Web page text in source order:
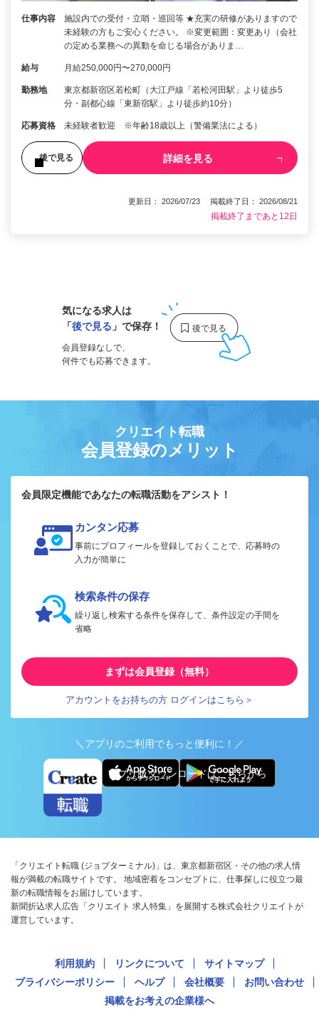
仕事内容
施設内での受付・立哨・巡回等 ★充実の研修がありますので
未経験の方もご安心ください。 ※変更範囲：変更あり（会社
の定める業務への異動を命じる場合がありま…
給与 月給250,000円〜270,000円
勤務地
東京都新宿区若松町（大江戸線「若松河田駅」より徒歩5
分・副都心線「東新宿駅」より徒歩約10分）
応募資格 未経験者歓迎 ※年齢18歳以上（警備業法による）
後で見る 詳細を見る
更新日： 2026/07/23 掲載終了日： 2026/08/21
掲載終了まであと12日
気になる求人は
「後で見る 」で保存！
会員登録なしで、
何件でも応募できます。
クリエイト転職
会員登録のメリット
会員限定機能であなたの転職活動をアシスト！
カンタン応募
事前にプロフィールを登録しておくことで、応募時の
入力が簡単に
検索条件の保存
繰り返し検索する条件を保存して、条件設定の手間を
省略
まずは会員登録（無料）
アカウントをお持ちの方 ログインはこちら＞
＼アプリのご利用でもっと便利に！／
アプリ版ダウンロードはこちらから
「クリエイト転職 (ジョブターミナル)」は、東京都新宿区・その他の求人情
報が満載の転職サイトです。 地域密着をコンセプトに、仕事探しに役立つ最
新の転職情報をお届けしています。
新聞折込求人広告「クリエイト 求人特集」を展開する株式会社クリエイトが
運営しています。
利用規約 リンクについて
サイトマップ
プライバシーポリシー
ヘルプ 会社概要
お問い合わせ
掲載をお考えの企業様へ